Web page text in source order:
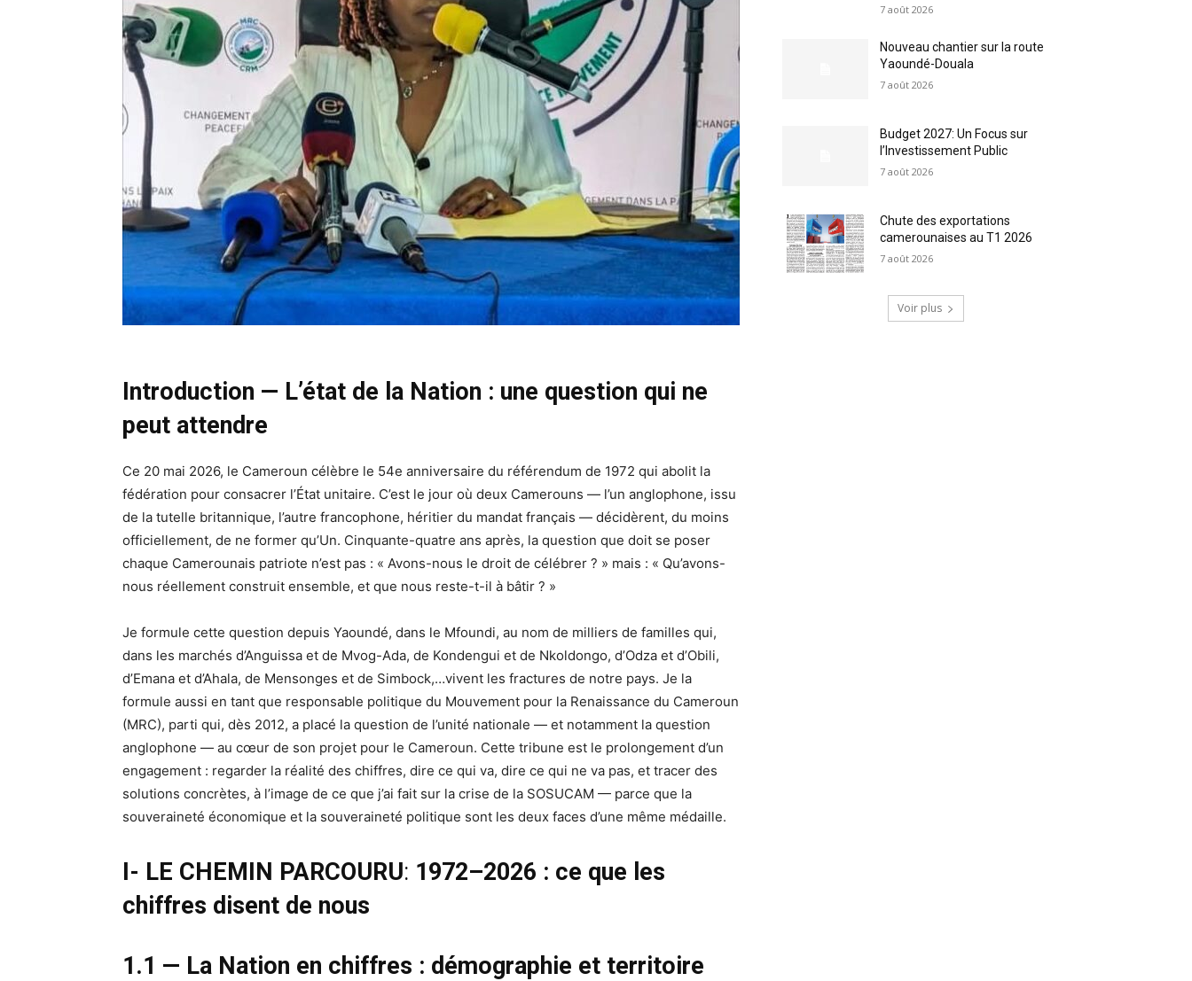
Introduction — L’état de la Nation : une question qui ne
peut attendre
Ce 20 mai 2026, le Cameroun célèbre le 54e anniversaire du référendum de 1972 qui abolit la
fédération pour consacrer l’État unitaire. C’est le jour où deux Camerouns — l’un anglophone, issu
de la tutelle britannique, l’autre francophone, héritier du mandat français — décidèrent, du moins
officiellement, de ne former qu’Un. Cinquante-quatre ans après, la question que doit se poser
chaque Camerounais patriote n’est pas : « Avons-nous le droit de célébrer ? » mais : « Qu’avons-
nous réellement construit ensemble, et que nous reste-t-il à bâtir ? »
Je formule cette question depuis Yaoundé, dans le Mfoundi, au nom de milliers de familles qui,
dans les marchés d’Anguissa et de Mvog-Ada, de Kondengui et de Nkoldongo, d’Odza et d’Obili,
d’Emana et d’Ahala, de Mensonges et de Simbock,…vivent les fractures de notre pays. Je la
formule aussi en tant que responsable politique du Mouvement pour la Renaissance du Cameroun
(MRC), parti qui, dès 2012, a placé la question de l’unité nationale — et notamment la question
anglophone — au cœur de son projet pour le Cameroun. Cette tribune est le prolongement d’un
engagement : regarder la réalité des chiffres, dire ce qui va, dire ce qui ne va pas, et tracer des
solutions concrètes, à l’image de ce que j’ai fait sur la crise de la SOSUCAM — parce que la
souveraineté économique et la souveraineté politique sont les deux faces d’une même médaille.
I- LE CHEMIN PARCOURU: 1972–2026 : ce que les
chiffres disent de nous
1.1 — La Nation en chiffres : démographie et territoire
7 août 2026
Nouveau chantier sur la route
Yaoundé-Douala
7 août 2026
Budget 2027: Un Focus sur
l’Investissement Public
7 août 2026
Chute des exportations
camerounaises au T1 2026
7 août 2026
Voir plus